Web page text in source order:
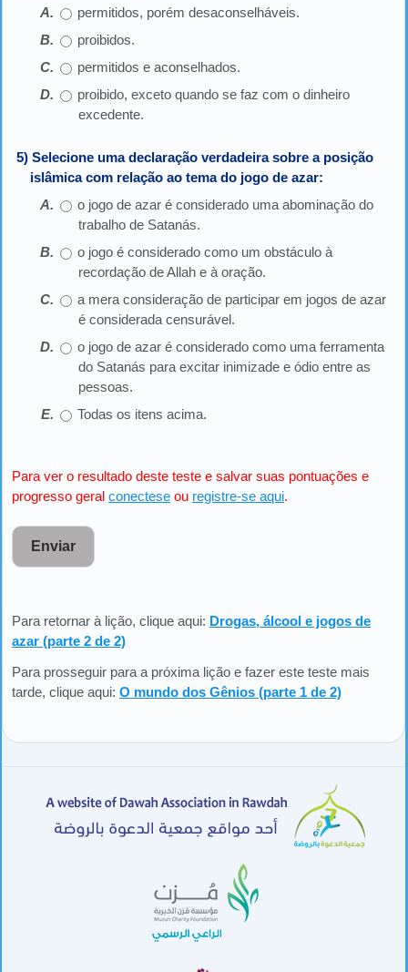
permitidos, porém desaconselháveis.
proibidos.
permitidos e aconselhados.
proibido, exceto quando se faz com o dinheiro
excedente.
5) Selecione uma declaração verdadeira sobre a posição
islâmica com relação ao tema do jogo de azar:
o jogo de azar é considerado uma abominação do
trabalho de Satanás.
o jogo é considerado como um obstáculo à
recordação de Allah e à oração.
a mera consideração de participar em jogos de azar
é considerada censurável.
o jogo de azar é considerado como uma ferramenta
do Satanás para excitar inimizade e ódio entre as
pessoas.
Todas os itens acima.
Para ver o resultado deste teste e salvar suas pontuações e
progresso geral conectese ou registre-se aqui.
Enviar
Para retornar à lição, clique aqui: Drogas, álcool e jogos de
azar (parte 2 de 2)
Para prosseguir para a próxima lição e fazer este teste mais
tarde, clique aqui: O mundo dos Gênios (parte 1 de 2)